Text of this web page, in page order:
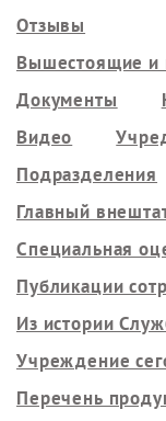
Отзывы
Вышестоящие и
Документы
Видео
Подразделения
Главный
Специальная
Публикации
Из истории
Учреждение
Перечень